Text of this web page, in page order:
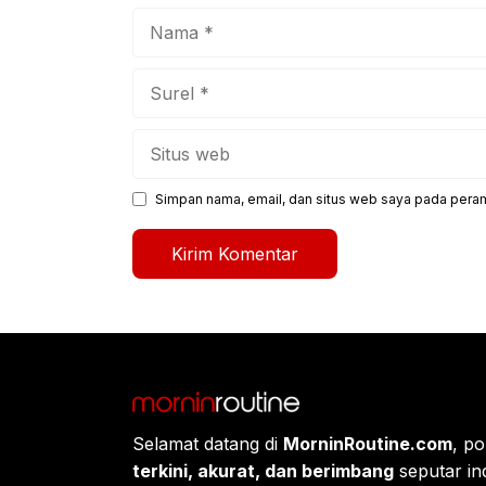
Simpan nama, email, dan situs web saya pada
Selamat datang di MorninRoutine.com,
terkini, akurat, dan berimbang seputar